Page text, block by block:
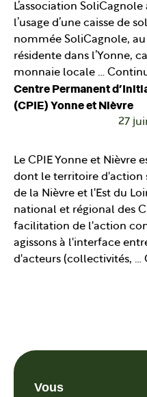
L’association
l’usage d’une caisse de
nommée SoliCagnole,
résidente dans l’Yonne,
monnaie locale …
Centre Permanent
(CPIE) Yonne et Nièvre
27
Le CPIE Yonne et Nièvre
dont le territoire d'action
de la Nièvre et l'Est du
national et régional des
facilitation de l'action
agissons à l'interface
d'acteurs (collectivités, …
Vous